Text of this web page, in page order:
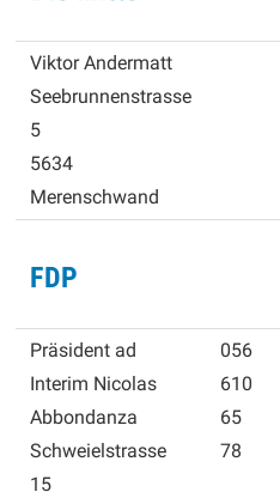
Viktor Andermatt
Seebrunnenstrasse
5
5634
Merenschwand
FDP
Präsident ad
Interim Nicolas
Abbondanza
Schweielstrasse
15
056
610
65
78